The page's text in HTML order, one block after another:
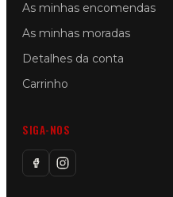
As minhas encomendas
As minhas moradas
Detalhes da conta
Carrinho
SIGA-NOS